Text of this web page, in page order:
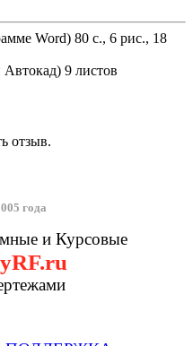
Word) 80 с., 6 рис., 18
9 листов
отзыв.
года
и Курсовые